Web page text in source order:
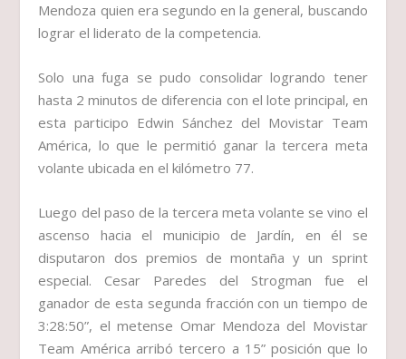
Mendoza quien era segundo en la general, buscando
lograr el liderato de la competencia.
Solo una fuga se pudo consolidar logrando tener
hasta 2 minutos de diferencia con el lote principal, en
esta participo Edwin Sánchez del Movistar Team
América, lo que le permitió ganar la tercera meta
volante ubicada en el kilómetro 77.
Luego del paso de la tercera meta volante se vino el
ascenso hacia el municipio de Jardín, en él se
disputaron dos premios de montaña y un sprint
especial. Cesar Paredes del Strogman fue el
ganador de esta segunda fracción con un tiempo de
3:28:50”, el metense Omar Mendoza del Movistar
Team América arribó tercero a 15” posición que lo